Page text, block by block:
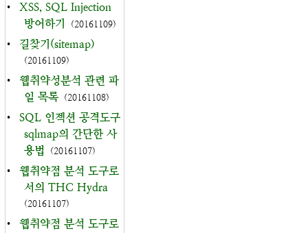
•
XSS, SQL Injection
방어하기
(20161109)
• 길찾기(sitemap)
(20161109)
•
웹취약성분석 관련 파
일 목록 (20161108)
•
SQL 인젝션 공격도구
sqlmap의 간단한 사
용법
(20161107)
•
웹취약점 분석 도구로
서의 THC Hydra
(20161107)
•
웹취약점 분석 도구로